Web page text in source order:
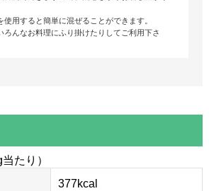
使用すると簡単に混ぜることができます。
ろんなお料理にふり掛けたりしてご利用下さ
たり）
377kcal